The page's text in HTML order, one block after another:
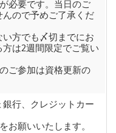
必要です。当日のご
ので予めご了承くだ
方でも〆切までにお
は2週間限定でご覧い
ご参加は資格更新の
行、クレジットカー
お願いいたします。